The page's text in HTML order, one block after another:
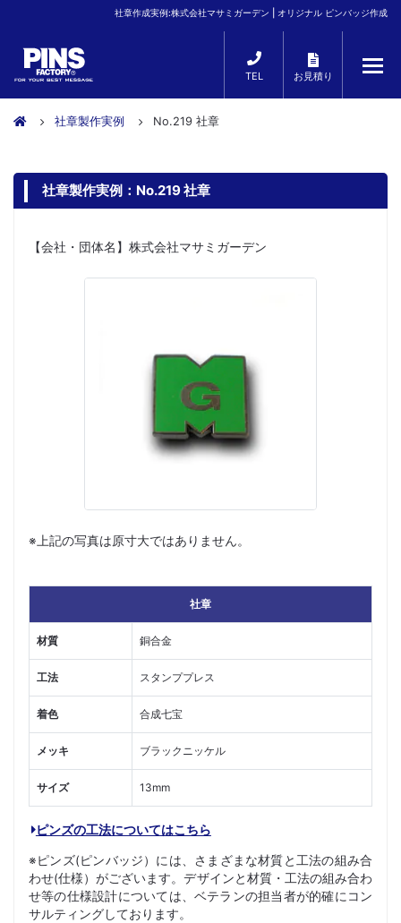
社章作成実例:株式会社マサミガーデン | オリジナル ピンバッジ作成
TEL お見積り
社章製作実例 No.219 社章
社章製作実例：No.219 社章
【会社・団体名】株式会社マサミガーデン
※上記の写真は原寸大ではありません。
社章
材質 銅合金
工法 スタンププレス
着色 合成七宝
メッキ ブラックニッケル
サイズ 13mm
ピンズの工法についてはこちら
※ピンズ(ピンバッジ）には、さまざまな材質と工法の組み合
わせ(仕様）がございます。デザインと材質・工法の組み合わ
せ等の仕様設計については、ベテランの担当者が的確にコン
サルティングしております。